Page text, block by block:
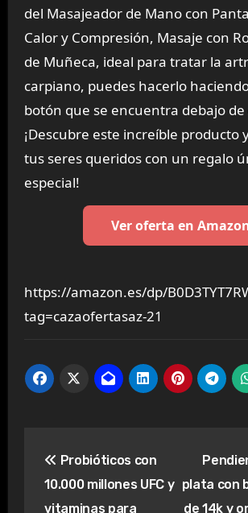
del Masajeador de Mano con
Calor y Compresión, Masaje con
de Muñeca, ideal para tratar la
carpiano, puedes hacerlo
botón que se encuentra debajo
¡Descubre este increíble producto
tus seres queridos con un regalo
especial!
Ver oferta en
https://amazon.es/dp/
tag=cazaofertasaz-21
de
Probióticos con
10.000 millones UFC y
vitaminas para
plata con
de 14k y